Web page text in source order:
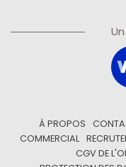
À PROPOS
COMMERCIAL
CGV DE